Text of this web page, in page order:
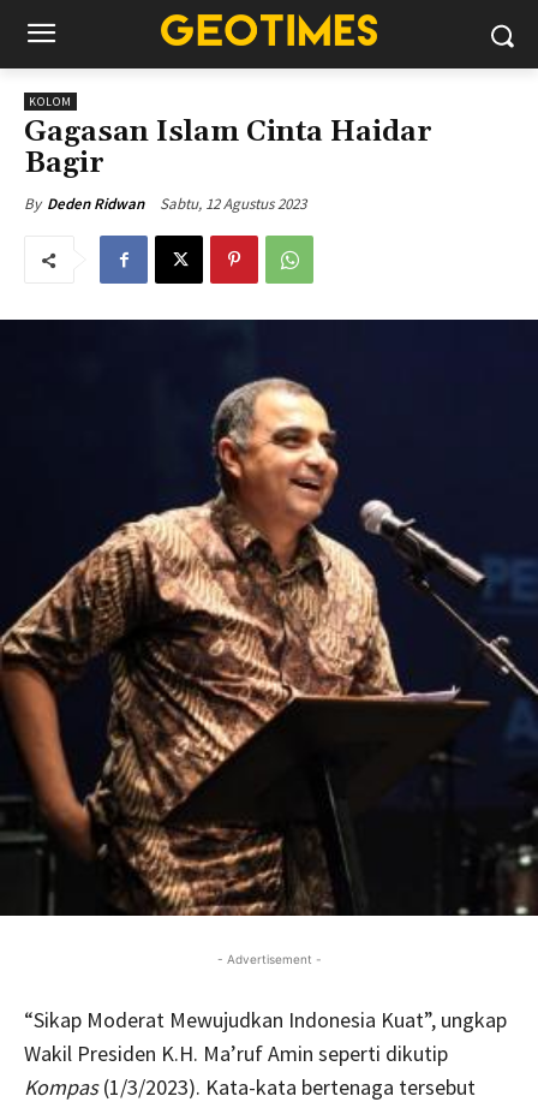
KOLOM
Gagasan Islam Cinta Haidar
Bagir
By Deden Ridwan Sabtu, 12 Agustus 2023
- Advertisement -
“Sikap Moderat Mewujudkan Indonesia Kuat”, ungkap
Wakil Presiden K.H. Ma’ruf Amin seperti dikutip
Kompas(1/3/2023). Kata-kata bertenaga tersebut